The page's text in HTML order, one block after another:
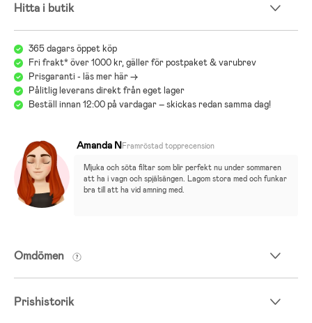
Hitta i butik
365 dagars öppet köp
Fri frakt* över 1000 kr, gäller för postpaket & varubrev
Prisgaranti - läs mer här ->
Pålitlig leverans direkt från eget lager
Beställ innan 12:00 på vardagar – skickas redan samma dag!
Amanda NFramröstad topprecension
Mjuka och söta filtar som blir perfekt nu under sommaren
att ha i vagn och spjälsängen. Lagom stora med och funkar
bra till att ha vid amning med.
Omdömen
Prishistorik